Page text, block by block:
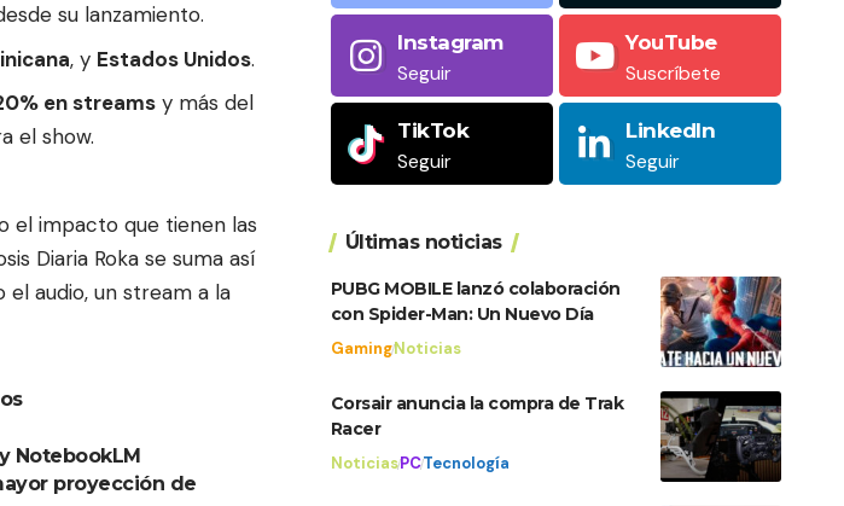
su lanzamiento.
, y Estados Unidos.
en streams y más del
el show.
el impacto que tienen las
Diaria Roka se suma así
audio, un stream a la
NotebookLM
proyección de
Instagram
Seguir
YouTube
Suscríbete
TikTok
Seguir
LinkedIn
Seguir
Últimas noticias
PUBG MOBILE lanzó colaboración
con Spider-Man: Un Nuevo Día
GamingNoticias
Corsair anuncia la compra de Trak
Racer
NoticiasPCTecnología